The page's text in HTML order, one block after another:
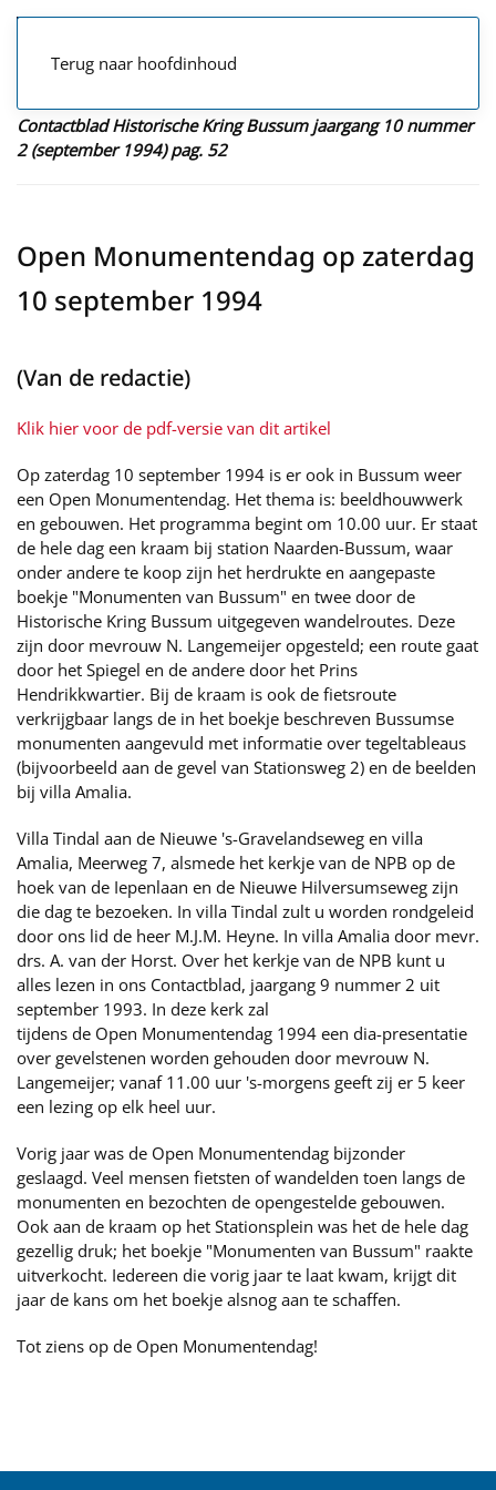
Terug naar hoofdinhoud
Contactblad Historische Kring Bussum jaargang 10 nummer
2 (september 1994) pag. 52
Open Monumentendag op zaterdag
10 september 1994
(Van de redactie)
Klik hier voor de pdf-versie van dit artikel
Op zaterdag 10 september 1994 is er ook in Bussum weer
een Open Monumentendag. Het thema is: beeldhouwwerk
en gebouwen. Het programma begint om 10.00 uur. Er staat
de hele dag een kraam bij station Naarden-Bussum, waar
onder andere te koop zijn het herdrukte en aangepaste
boekje "Monumenten van Bussum" en twee door de
Historische Kring Bussum uitgegeven wandelroutes. Deze
zijn door mevrouw N. Langemeijer opgesteld; een route gaat
door het Spiegel en de andere door het Prins
Hendrikkwartier. Bij de kraam is ook de fietsroute
verkrijgbaar langs de in het boekje beschreven Bussumse
monumenten aangevuld met informatie over tegeltableaus
(bijvoorbeeld aan de gevel van Stationsweg 2) en de beelden
bij villa Amalia.
Villa Tindal aan de Nieuwe 's-Gravelandseweg en villa
Amalia, Meerweg 7, alsmede het kerkje van de NPB op de
hoek van de Iepenlaan en de Nieuwe Hilversumseweg zijn
die dag te bezoeken. In villa Tindal zult u worden rondgeleid
door ons lid de heer M.J.M. Heyne. In villa Amalia door mevr.
drs. A. van der Horst. Over het kerkje van de NPB kunt u
alles lezen in ons Contactblad, jaargang 9 nummer 2 uit
september 1993. In deze kerk zal
tijdens de Open Monumentendag 1994 een dia-presentatie
over gevelstenen worden gehouden door mevrouw N.
Langemeijer; vanaf 11.00 uur 's-morgens geeft zij er 5 keer
een lezing op elk heel uur.
Vorig jaar was de Open Monumentendag bijzonder
geslaagd. Veel mensen fietsten of wandelden toen langs de
monumenten en bezochten de opengestelde gebouwen.
Ook aan de kraam op het Stationsplein was het de hele dag
gezellig druk; het boekje "Monumenten van Bussum" raakte
uitverkocht. Iedereen die vorig jaar te laat kwam, krijgt dit
jaar de kans om het boekje alsnog aan te schaffen.
Tot ziens op de Open Monumentendag!